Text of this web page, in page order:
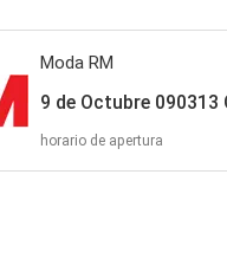
Moda RM
9 de Octubre 090313
horario de apertura